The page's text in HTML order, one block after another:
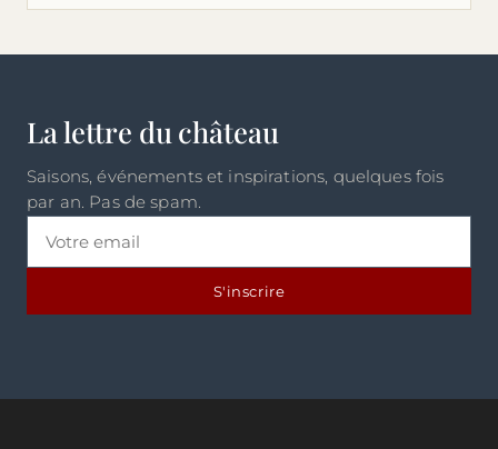
La lettre du château
Saisons, événements et inspirations, quelques fois
par an. Pas de spam.
S'inscrire